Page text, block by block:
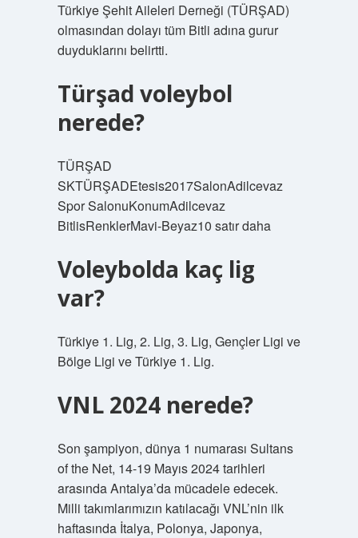
Türkiye Şehit Aileleri Derneği (TÜRŞAD)
olmasından dolayı tüm Bitli adına gurur
duyduklarını belirtti.
Türşad voleybol
nerede?
TÜRŞAD
SKTÜRŞADEtesis2017SalonAdilcevaz
Spor SalonuKonumAdilcevaz
BitlisRenklerMavi-Beyaz10 satır daha
Voleybolda kaç lig
var?
Türkiye 1. Lig, 2. Lig, 3. Lig, Gençler Ligi ve
Bölge Ligi ve Türkiye 1. Lig.
VNL 2024 nerede?
Son şampiyon, dünya 1 numarası Sultans
of the Net, 14-19 Mayıs 2024 tarihleri ​​
arasında Antalya’da mücadele edecek.
Milli takımlarımızın katılacağı VNL’nin ilk
haftasında İtalya, Polonya, Japonya,